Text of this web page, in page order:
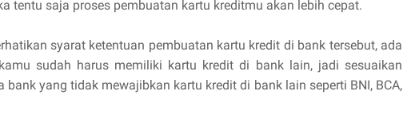
tentu saja proses pembuatan kartu kreditmu akan lebih cepat.
syarat ketentuan pembuatan kartu kredit di bank tersebut, ada
sudah harus memiliki kartu kredit di bank lain, jadi sesuaikan
yang tidak mewajibkan kartu kredit di bank lain seperti BNI, BCA,